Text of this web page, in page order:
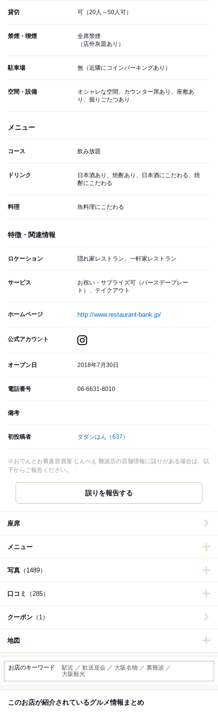
貸切 可（20人～50人可）
禁煙・喫煙
全席禁煙
（店外灰皿あり）
駐車場 無（近隣にコインパーキングあり）
空間・設備
オシャレな空間、カウンター席あり、座敷あ
り、掘りごたつあり
メニュー
コース 飲み放題
ドリンク
日本酒あり、焼酎あり、日本酒にこだわる、焼
酎にこだわる
料理 魚料理にこだわる
特徴・関連情報
ロケーション 隠れ家レストラン、一軒家レストラン
サービス
お祝い・サプライズ可（バースデープレー
ト）、テイクアウト
ホームページ http://www.restaurant-bank.jp/
公式アカウント
オープン日 2018年7月30日
電話番号 06-6631-8010
備考
初投稿者 タダシはん （637）
※おでんとお蕎麦居酒屋 じんべえ 難波店の店舗情報に誤りがある場合は、以
下からご報告ください。
誤りを報告する
座席
メニュー
写真 （1489）
口コミ （285）
クーポン （1）
地図
お店のキーワード
駅近 ／ 歓送迎会 ／ 大阪名物 ／ 裏難波 ／
大阪観光
このお店が紹介されているグルメ情報まとめ